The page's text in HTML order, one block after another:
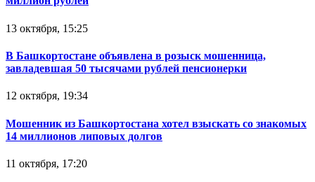
13 октября, 15:25
В Башкортостане объявлена в розыск мошенница,
завладевшая 50 тысячами рублей пенсионерки
12 октября, 19:34
Мошенник из Башкортостана хотел взыскать со знакомых
14 миллионов липовых долгов
11 октября, 17:20